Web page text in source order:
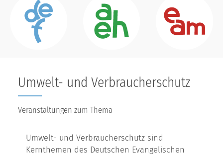
Umwelt- und Verbraucherschutz
Veranstaltungen zum Thema
Umwelt- und Verbraucherschutz sind
Kernthemen des Deutschen Evangelischen